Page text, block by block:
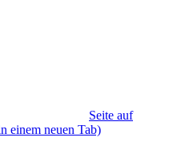
Seite auf
einem neuen Tab)